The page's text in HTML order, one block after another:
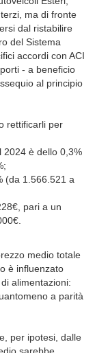
ma di fronte
dal ristabilire
del Sistema
accordi con ACI
- a beneficio
al principio
rettificarli per
2024 è dello 0,3%
(da 1.566.521 a
pari a un
medio totale
è influenzato
alimentazioni:
a parità
per ipotesi, dalle